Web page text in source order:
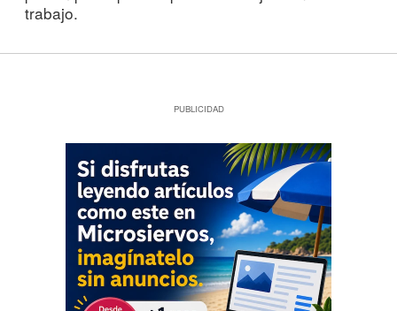
trabajo.
PUBLICIDAD